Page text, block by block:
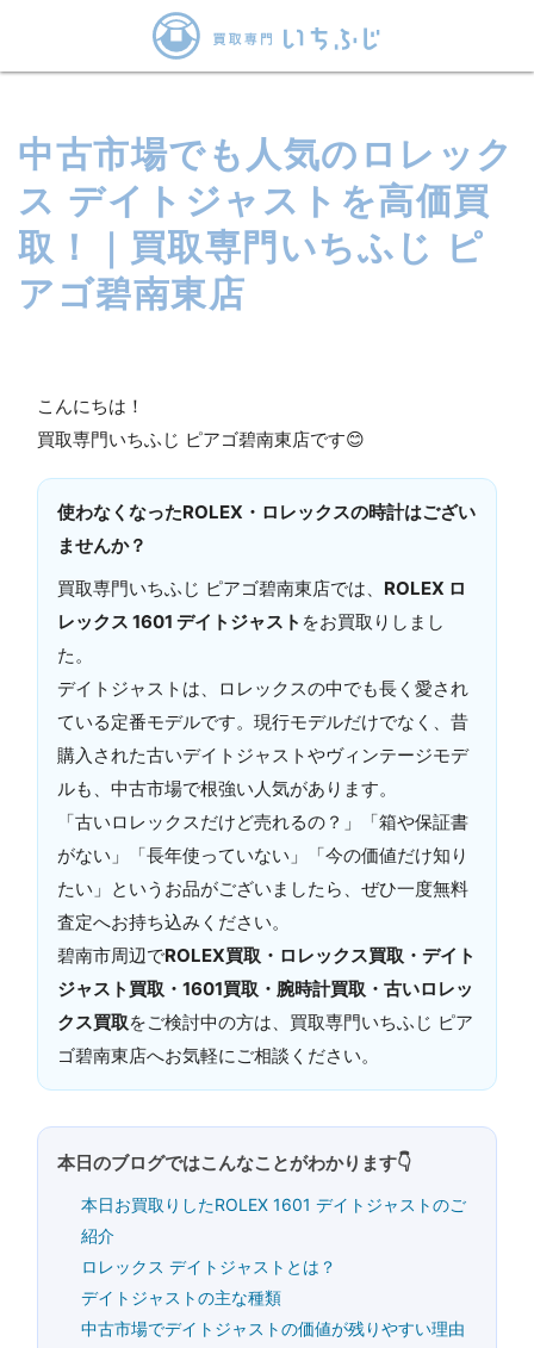
中古市場でも人気のロレック
ス デイトジャストを高価買
取！｜買取専門いちふじ ピ
アゴ碧南東店
こんにちは！
買取専門いちふじ ピアゴ碧南東店です😊
使わなくなったROLEX・ロレックスの時計はござい
ませんか？
買取専門いちふじ ピアゴ碧南東店では、 ROLEX ロ
レックス 1601 デイトジャスト をお買取りしまし
た。
デイトジャストは、ロレックスの中でも長く愛され
ている定番モデルです。現行モデルだけでなく、昔
購入された古いデイトジャストやヴィンテージモデ
ルも、中古市場で根強い人気があります。
「古いロレックスだけど売れるの？」「箱や保証書
がない」「長年使っていない」「今の価値だけ知り
たい」というお品がございましたら、ぜひ一度無料
査定へお持ち込みください。
碧南市周辺でROLEX買取・ロレックス買取・デイト
ジャスト買取・1601買取・腕時計買取・古いロレッ
クス買取をご検討中の方は、買取専門いちふじ ピア
ゴ碧南東店へお気軽にご相談ください。
本日のブログではこんなことがわかります👇
本日お買取りしたROLEX 1601 デイトジャストのご
紹介
ロレックス デイトジャストとは？
デイトジャストの主な種類
中古市場でデイトジャストの価値が残りやすい理由